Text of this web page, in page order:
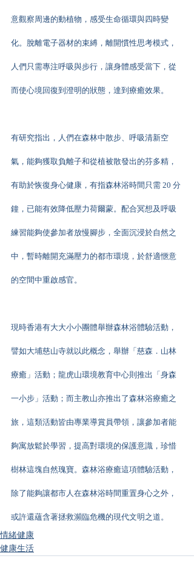
意觀察周邊的動植物，感受生命循環與四時變
化。脫離電子器材的束縛，離開慣性思考模式，
人們只需專注呼吸與步行，讓身體感受當下，從
而使心境回復到澄明的狀態，達到療癒效果。
有研究指出，人們在森林中散步、呼吸清新空
氣，能夠獲取負離子和從植被散發出的芬多精，
有助於恢復身心健康，有指森林浴時間只需 20 分
鐘，已能有效降低壓力荷爾蒙。配合冥想及呼吸
練習能夠使參加者放慢腳步，全面沉浸於自然之
中，暫時離開充滿壓力的都市環境，於舒適愜意
的空間中重啟感官。
現時香港有大大小小團體舉辦森林浴體驗活動，
譬如大埔慈山寺就以此概念，舉辦「慈森．山林
療癒」活動；龍虎山環境教育中心則推出「身森
一小步」活動；而主教山亦推出了森林浴療癒之
旅，這類活動皆由專業導賞員帶領，讓參加者能
夠寓放鬆於學習，提高對環境的保護意識，珍惜
樹林這塊自然瑰寶。森林浴療癒這項體驗活動，
除了能夠讓都市人在森林浴時間重置身心之外，
或許還蘊含著拯救瀕臨危機的現代文明之道。
情緒健康
健康生活